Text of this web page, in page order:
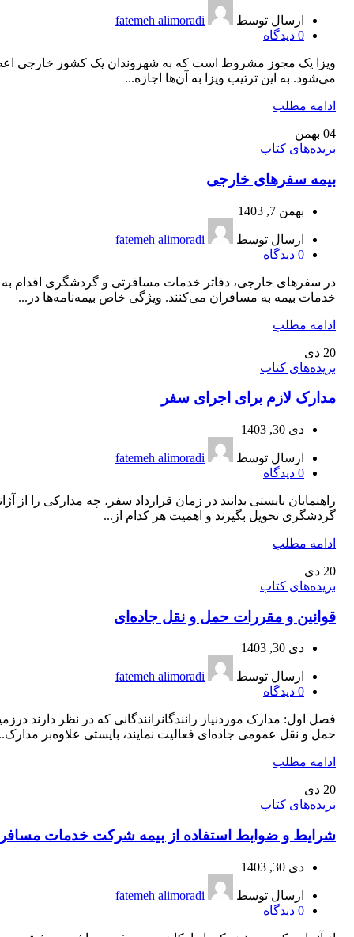
ارسال توسط
fatemeh alimoradi
0 دیدگاه
ویزا یک مجوز مشروط است که به شهروندان یک کشور خارجی
می‌شود. به این ترتیب ویزا به آن‌ها اجازه...
ادامه مطلب
04 بهمن
بریده‌های کتاب
بیمه سفرهای خارجی
بهمن 7, 1403
ارسال توسط
fatemeh alimoradi
0 دیدگاه
در سفرهای خارجی، دفاتر خدمات مسافرتی و گردشگری اقدام به
خدمات بیمه به مسافران می‌کنند. ویژگی خاص بیمه‌نامه‌ها در...
ادامه مطلب
20 دی
بریده‌های کتاب
مدارک لازم برای اجرای سفر
دی 30, 1403
ارسال توسط
fatemeh alimoradi
0 دیدگاه
راهنمایان بایستی بدانند در زمان قرارداد سفر، چه مدارکی را از
گردشگری تحویل بگیرند و اهمیت هر کدام از...
ادامه مطلب
20 دی
بریده‌های کتاب
قوانین و مقررات حمل و نقل جاده‌ای
دی 30, 1403
ارسال توسط
fatemeh alimoradi
0 دیدگاه
فصل اول: مدارک موردنیاز رانندگانرانندگانی که در نظر دارند
حمل و نقل عمومی جاده‌ای فعالیت نمایند، بایستی علاوه‌بر
ادامه مطلب
20 دی
بریده‌های کتاب
شرایط و ضوابط استفاده از بیمه شرکت خدمات
دی 30, 1403
ارسال توسط
fatemeh alimoradi
0 دیدگاه